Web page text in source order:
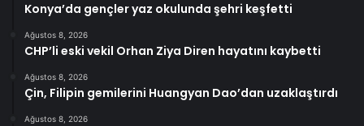
Konya’da gençler yaz okulunda şehri keşfetti
Ağustos 8, 2026
CHP’li eski vekil Orhan Ziya Diren hayatını kaybetti
Ağustos 8, 2026
Çin, Filipin gemilerini Huangyan Dao’dan uzaklaştırdı
Ağustos 8, 2026